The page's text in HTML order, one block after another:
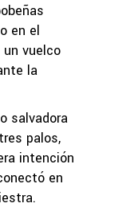
en el
un vuelco
la
salvadora
palos,
intención
en